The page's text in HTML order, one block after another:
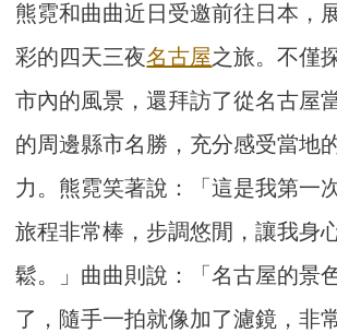
熊霓和曲曲近日受邀前往日本，
彩的四天三夜名古屋之旅。不僅
市內的風景，還拜訪了從名古屋
的周邊縣市名勝，充分感受當地
力。熊霓笑著說：「這是我第一
旅程非常棒，步調悠閒，讓我身
鬆。」曲曲則說：「名古屋的景
了，隨手一拍就像加了濾鏡，非